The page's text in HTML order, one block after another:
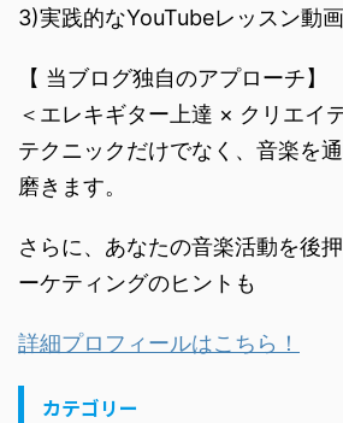
3)実践的なYouTubeレッスン動画
【 当ブログ独自のアプローチ】
＜エレキギター上達 × クリエイ
テクニックだけでなく、音楽を
磨きます。
さらに、あなたの音楽活動を後
ーケティングのヒントも
詳細プロフィールはこちら！
カテゴリー